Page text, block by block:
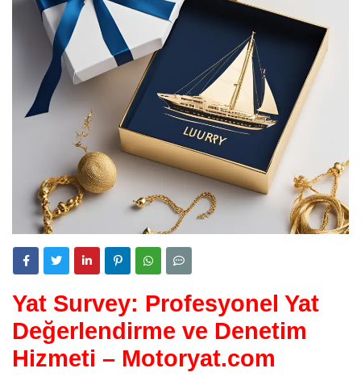
Yat Survey: Profesyonel Yat
Değerlendirme ve Denetim
Hizmeti – Motoryat.com